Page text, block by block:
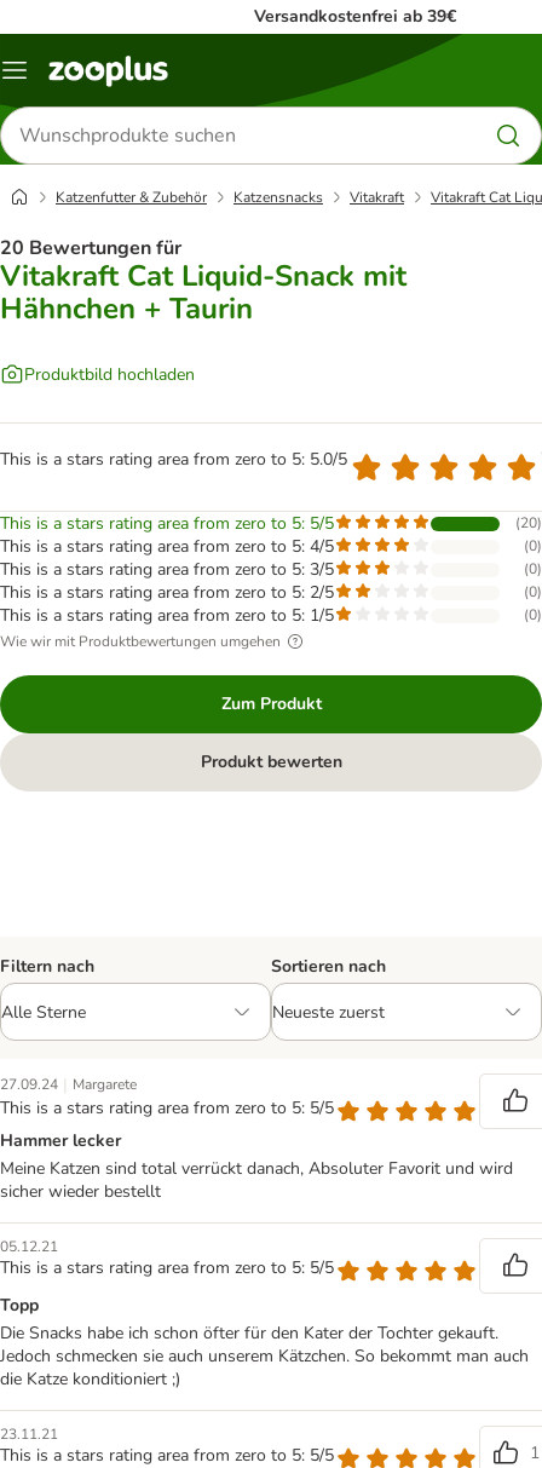
Versandkostenfrei ab 39€
Menü
Produkte
suchen
Katzenfutter & Zubehör Katzensnacks Vitakraft Vitakraft Cat
20 Bewertungen für
Vitakraft Cat Liquid-Snack mit
Hähnchen + Taurin
Produktbild hochladen
This is a stars rating area from zero to 5: 5.0/5
This is a stars rating area from zero to 5: 5/5 (20)
This is a stars rating area from zero to 5: 4/5 (0)
This is a stars rating area from zero to 5: 3/5 (0)
This is a stars rating area from zero to 5: 2/5 (0)
This is a stars rating area from zero to 5: 1/5 (0)
Wie wir mit Produktbewertungen umgehen
Zum Produkt
Produkt bewerten
Filtern nach Sortieren nach
27.09.24 | Margarete
This is a stars rating area from zero to 5: 5/5
Hammer lecker
Meine Katzen sind total verrückt danach, Absoluter Favorit und wird
sicher wieder bestellt
05.12.21
This is a stars rating area from zero to 5: 5/5
Topp
Die Snacks habe ich schon öfter für den Kater der Tochter gekauft.
Jedoch schmecken sie auch unserem Kätzchen. So bekommt man auch
die Katze konditioniert ;)
23.11.21
This is a stars rating area from zero to 5: 5/5
1